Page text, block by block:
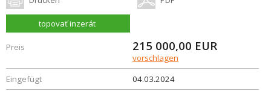
topovať inzerát
Preis 215 000,00 EUR
vorschlagen
Eingefügt
04.03.2024